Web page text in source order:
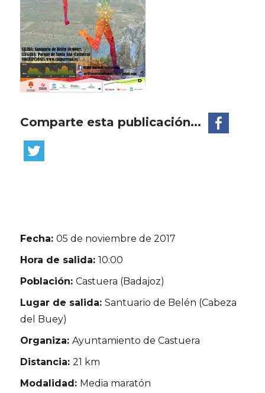
Comparte esta publicación...
Fecha:05 de noviembre de 2017
Hora de salida:10:00
Población:Castuera (Badajoz)
Lugar de salida:Santuario de Belén (Cabeza
del Buey)
Organiza:Ayuntamiento de Castuera
Distancia:21 km
Modalidad: Media maratón